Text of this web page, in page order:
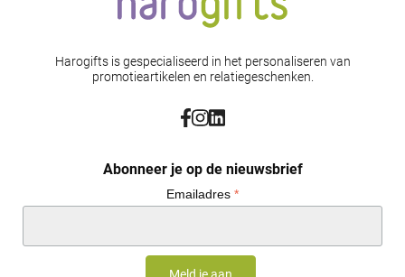
Harogifts is gespecialiseerd in het personaliseren van
promotieartikelen en relatiegeschenken.
Abonneer je op de nieuwsbrief
Emailadres *